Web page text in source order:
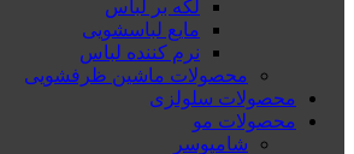
لکه بر لباس
مایع لباسشویی
نرم کننده لباس
محصولات ماشین ظرفشویی
محصولات سلولزی
محصولات مو
شامپوسر